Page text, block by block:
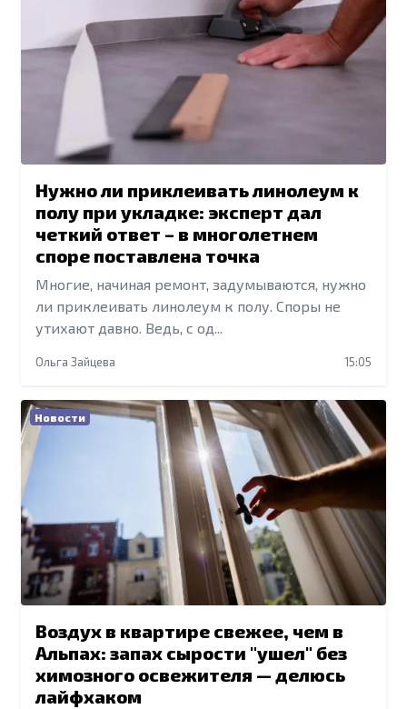
Нужно ли приклеивать линолеум к
полу при укладке: эксперт дал
четкий ответ – в многолетнем
споре поставлена точка
Многие, начиная ремонт, задумываются, нужно
ли приклеивать линолеум к полу. Споры не
утихают давно. Ведь, с од...
Ольга Зайцева 15:05
Новости
Воздух в квартире свежее, чем в
Альпах: запах сырости "ушел" без
химозного освежителя — делюсь
лайфхаком